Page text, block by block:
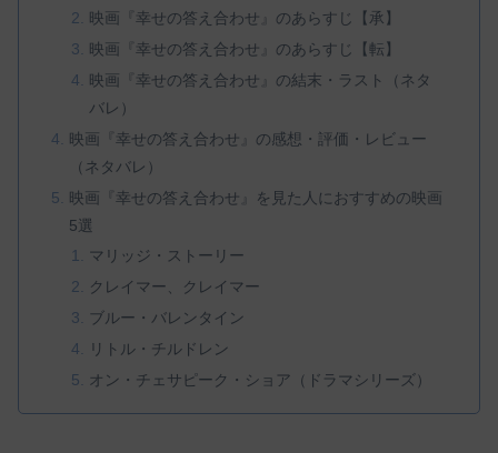
映画『幸せの答え合わせ』のあらすじ【承】
映画『幸せの答え合わせ』のあらすじ【転】
映画『幸せの答え合わせ』の結末・ラスト（ネタ
バレ）
映画『幸せの答え合わせ』の感想・評価・レビュー
（ネタバレ）
映画『幸せの答え合わせ』を見た人におすすめの映画
5選
マリッジ・ストーリー
クレイマー、クレイマー
ブルー・バレンタイン
リトル・チルドレン
オン・チェサピーク・ショア（ドラマシリーズ）